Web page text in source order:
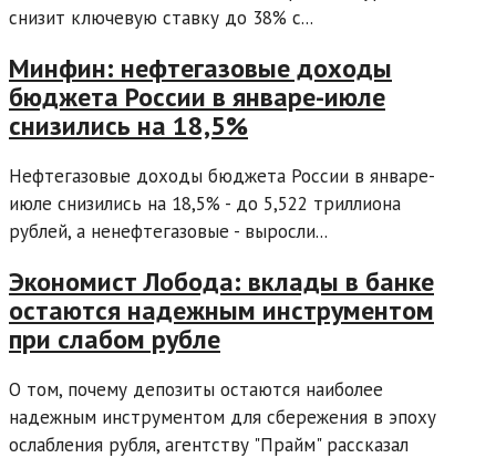
снизит ключевую ставку до 38% с...
Минфин: нефтегазовые доходы
бюджета России в январе-июле
снизились на 18,5%
Нефтегазовые доходы бюджета России в январе-
июле снизились на 18,5% - до 5,522 триллиона
рублей, а ненефтегазовые - выросли...
Экономист Лобода: вклады в банке
остаются надежным инструментом
при слабом рубле
О том, почему депозиты остаются наиболее
надежным инструментом для сбережения в эпоху
ослабления рубля, агентству "Прайм" рассказал